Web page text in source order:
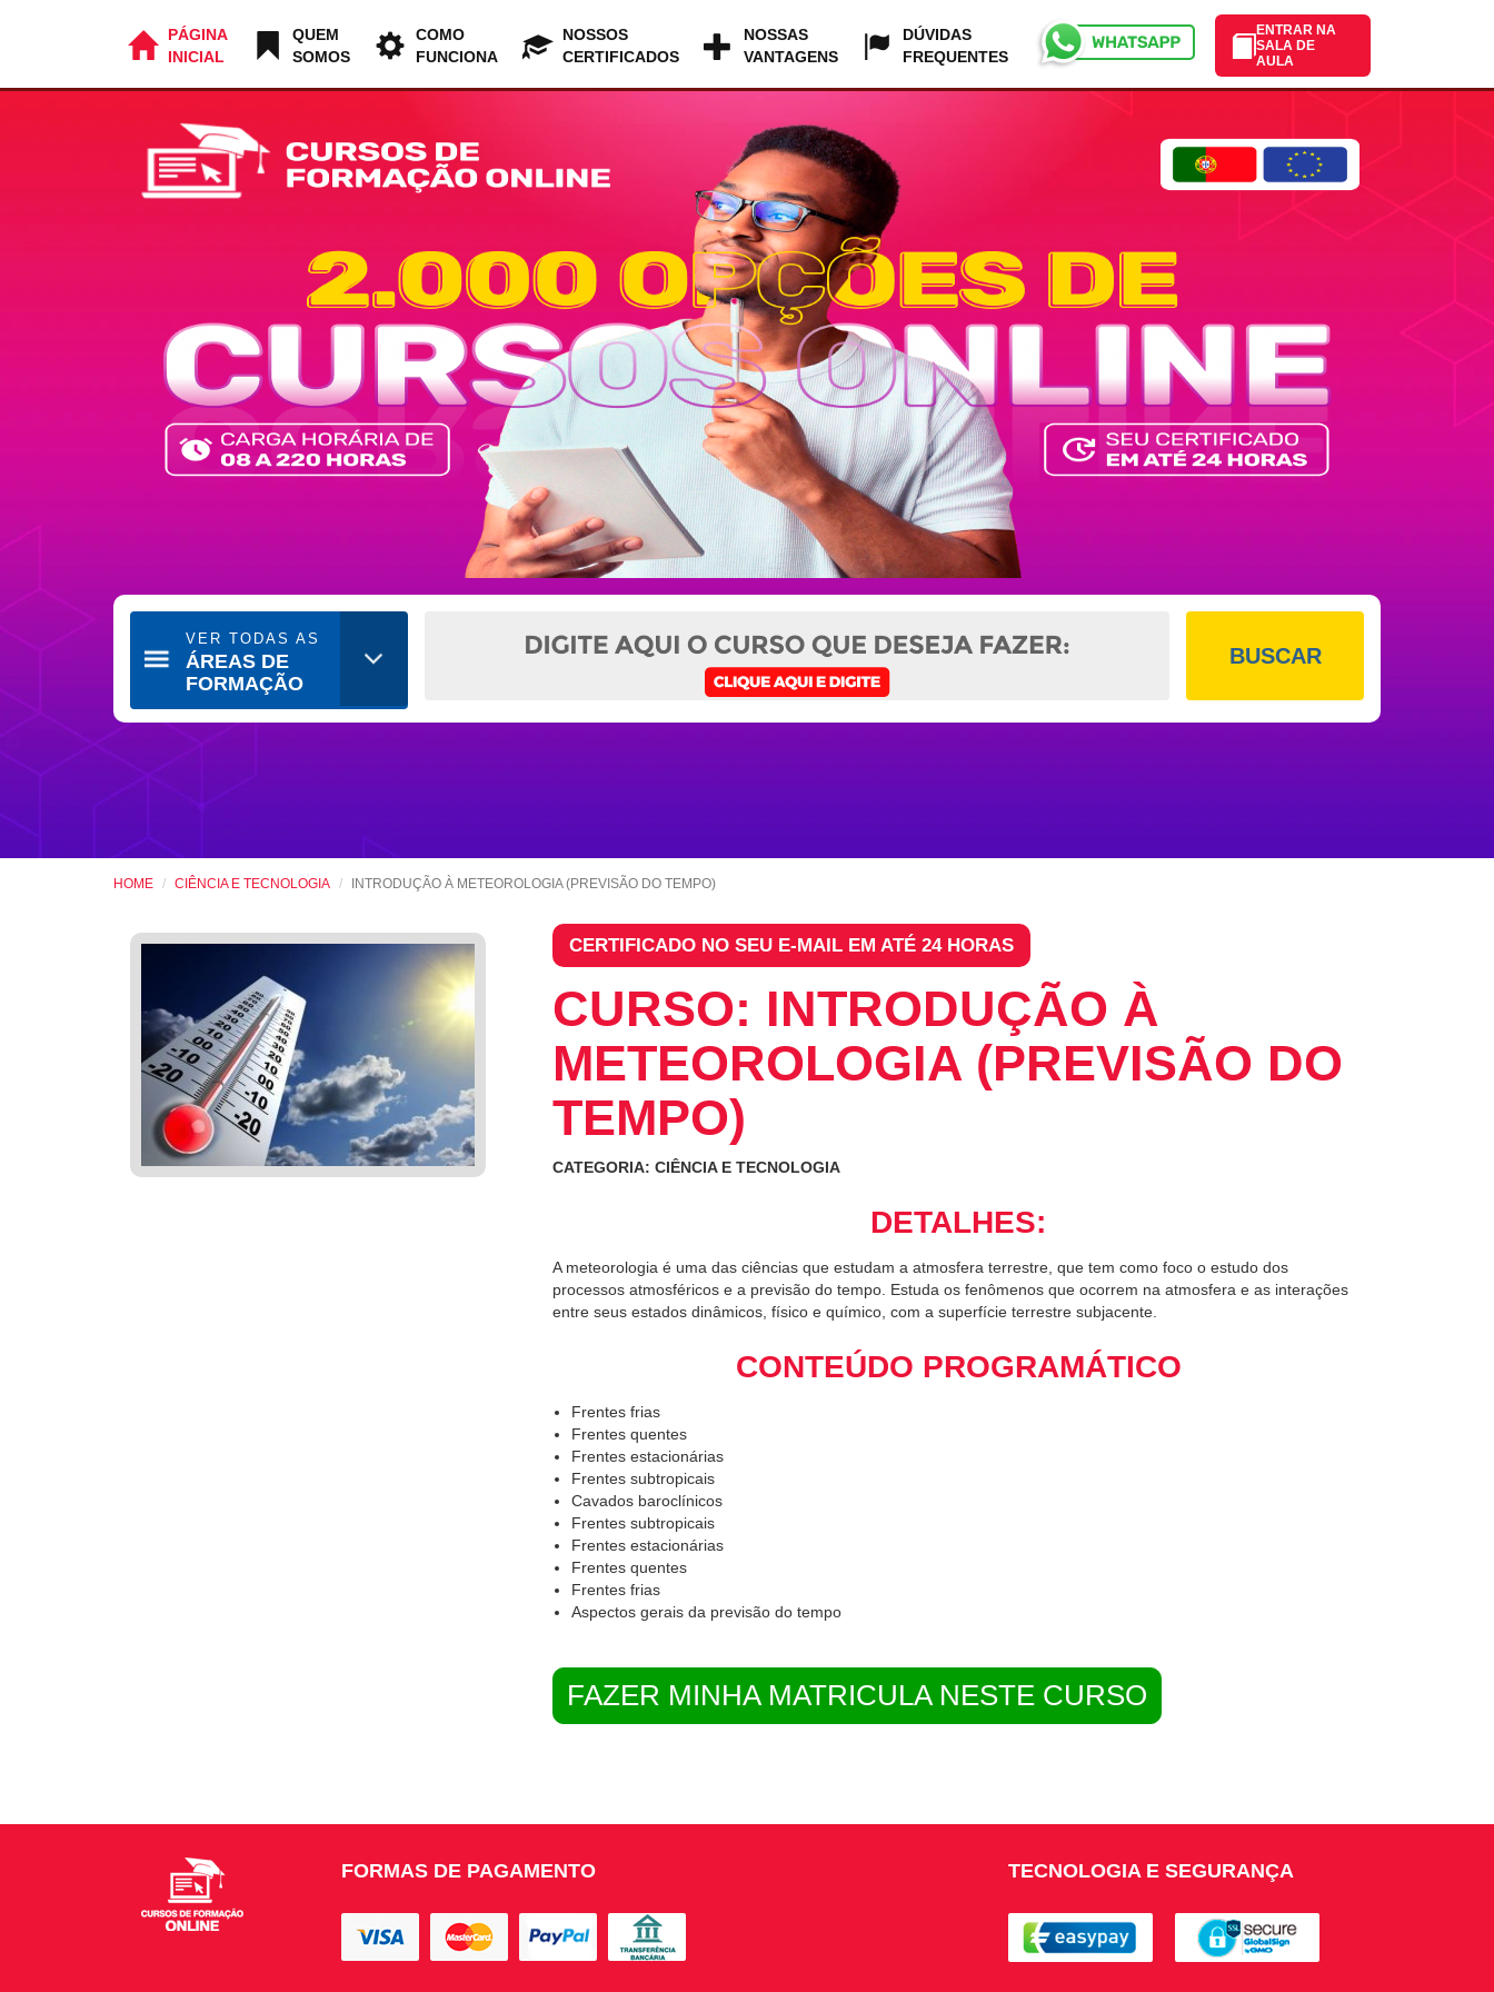
PÁGINA
INICIAL
QUEM
SOMOS
COMO
FUNCIONA
NOSSOS
CERTIFICADOS
NOSSAS
VANTAGENS
DÚVIDAS
FREQUENTES
ENTRAR NA
SALA DE
AULA
VER TODAS AS
ÁREAS DE
FORMAÇÃO
BUSCAR
HOME CIÊNCIA E TECNOLOGIA INTRODUÇÃO À METEOROLOGIA (PREVISÃO DO TEMPO)
CERTIFICADO NO SEU E-MAIL EM ATÉ 24 HORAS
CURSO: INTRODUÇÃO À
METEOROLOGIA (PREVISÃO DO
TEMPO)
CATEGORIA: CIÊNCIA E TECNOLOGIA
DETALHES:
A meteorologia é uma das ciências que estudam a atmosfera terrestre, que tem como foco o estudo dos
processos atmosféricos e a previsão do tempo. Estuda os fenômenos que ocorrem na atmosfera e as interações
entre seus estados dinâmicos, físico e químico, com a superfície terrestre subjacente.
CONTEÚDO PROGRAMÁTICO
Frentes frias
Frentes quentes
Frentes estacionárias
Frentes subtropicais
Cavados baroclínicos
Frentes subtropicais
Frentes estacionárias
Frentes quentes
Frentes frias
Aspectos gerais da previsão do tempo
FAZER MINHA MATRICULA NESTE CURSO
FORMAS DE PAGAMENTO TECNOLOGIA E SEGURANÇA